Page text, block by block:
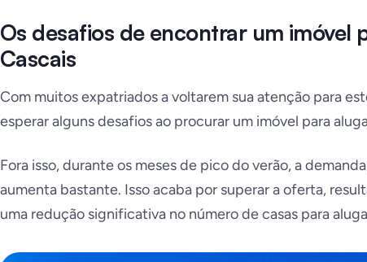
Os desafios de encontrar um imóvel
Cascais
Com muitos expatriados a voltarem sua atenção para
esperar alguns desafios ao procurar um imóvel para
Fora isso, durante os meses de pico do verão, a
aumenta bastante. Isso acaba por superar a oferta,
uma redução significativa no número de casas para